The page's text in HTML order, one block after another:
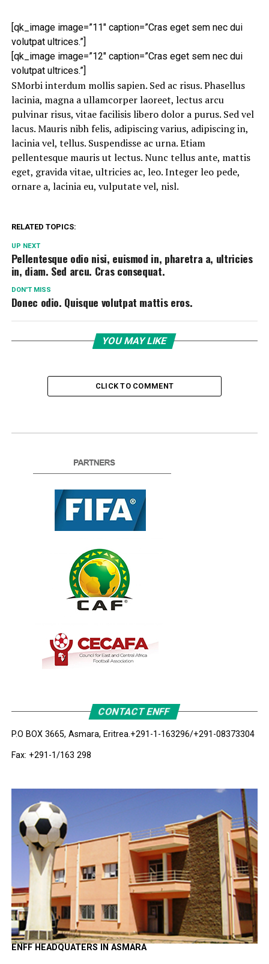
[qk_image image=”11″ caption=”Cras eget sem nec dui
volutpat ultrices.”]
[qk_image image=”12″ caption=”Cras eget sem nec dui
volutpat ultrices.”]
SMorbi interdum mollis sapien. Sed ac risus. Phasellus
lacinia, magna a ullamcorper laoreet, lectus arcu
pulvinar risus, vitae facilisis libero dolor a purus. Sed vel
lacus. Mauris nibh felis, adipiscing varius, adipiscing in,
lacinia vel, tellus. Suspendisse ac urna. Etiam
pellentesque mauris ut lectus. Nunc tellus ante, mattis
eget, gravida vitae, ultricies ac, leo. Integer leo pede,
ornare a, lacinia eu, vulputate vel, nisl.
RELATED TOPICS:
UP NEXT
Pellentesque odio nisi, euismod in, pharetra a, ultricies
in, diam. Sed arcu. Cras consequat.
DON'T MISS
Donec odio. Quisque volutpat mattis eros.
YOU MAY LIKE
CLICK TO COMMENT
CONTACT ENFF
P.O BOX 3665, Asmara, Eritrea.+291-1-163296/+291-08373304
Fax: +291-1/163 298
ENFF HEADQUATERS IN ASMARA